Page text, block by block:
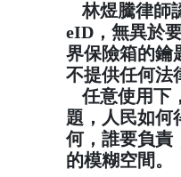
林煜騰律師
eID，無異於
界保險箱的鑰
不提供任何法
任意使用下
題，人民如何
何，誰要負責
的模糊空間。